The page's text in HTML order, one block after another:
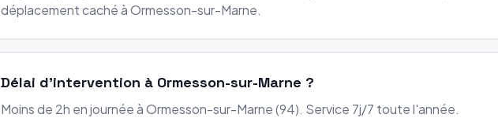
déplacement caché à Ormesson-sur-Marne.
Délai d'intervention à Ormesson-sur-Marne ?
Moins de 2h en journée à Ormesson-sur-Marne (94). Service 7j/7 toute l'année.